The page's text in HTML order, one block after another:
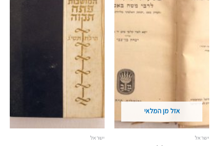
אזל מן המלאי
ישראל ישראל